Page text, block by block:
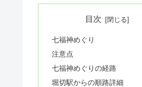
目次
七福神めぐり
注意点
七福神めぐりの経路
堀切駅からの順路詳細